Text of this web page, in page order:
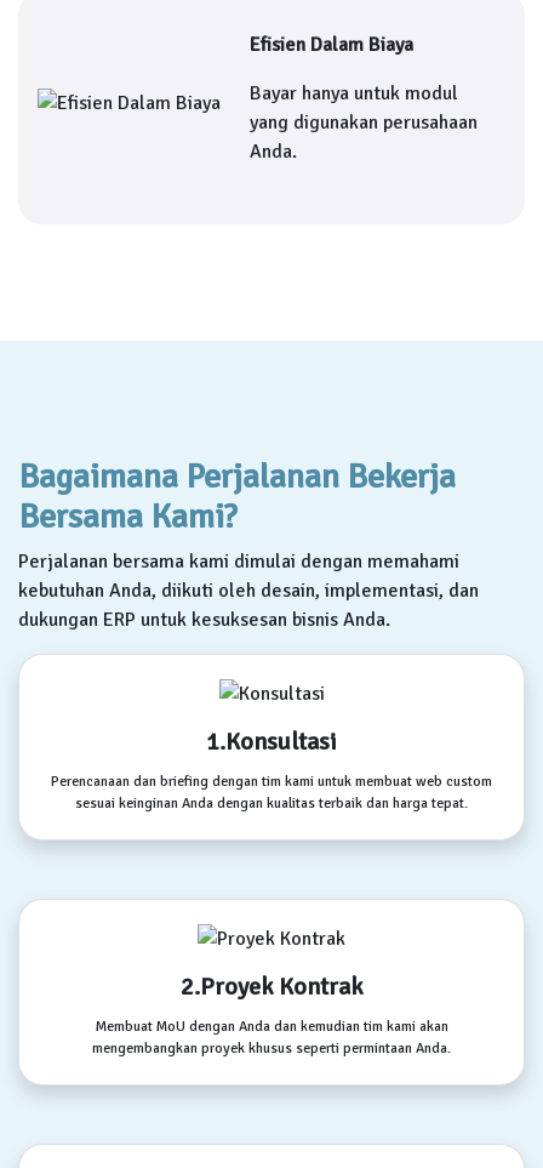
Efisien Dalam Biaya
Bayar hanya untuk modul
yang digunakan perusahaan
Anda.
Bagaimana Perjalanan Bekerja
Bersama Kami?
Perjalanan bersama kami dimulai dengan memahami
kebutuhan Anda, diikuti oleh desain, implementasi, dan
dukungan ERP untuk kesuksesan bisnis Anda.
1.Konsultasi
Perencanaan dan briefing dengan tim kami untuk membuat web custom
sesuai keinginan Anda dengan kualitas terbaik dan harga tepat.
2.Proyek Kontrak
Membuat MoU dengan Anda dan kemudian tim kami akan
mengembangkan proyek khusus seperti permintaan Anda.